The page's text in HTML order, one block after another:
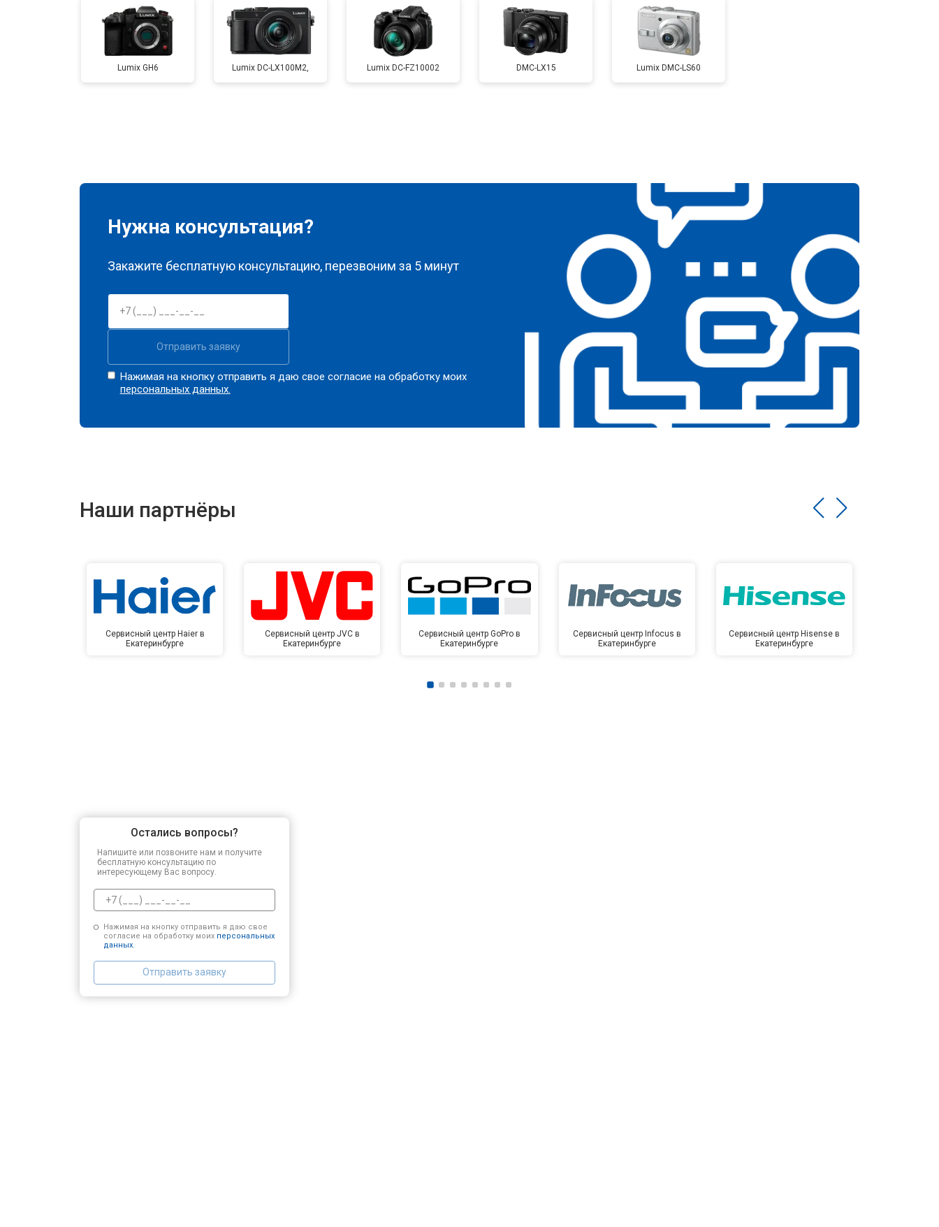
Замена CCD/CMOS матрицы от 120 мин от 4300 ₽
Ремонт материнской платы от 60 мин от 3300 ₽
Lumix GH6 Lumix DC-LX100M2, Lumix DC-FZ10002 DMC-LX15 Lumix DMC-LS60
Нужна консультация?
Закажите бесплатную консультацию, перезвоним за 5 минут
Отправить заявку
Нажимая на кнопку отправить я даю свое согласие на обработку моих
персональных данных.
Наши партнёры
Сервисный центр Haier в
Екатеринбурге
Сервисный центр JVC в
Екатеринбурге
Сервисный центр GoPro в
Екатеринбурге
Сервисный центр Infocus в
Екатеринбурге
Сервисный центр Hisense в
Екатеринбурге
Остались вопросы?
Напишите или позвоните нам и получите
бесплатную консультацию по
интересующему Вас вопросу.
Нажимая на кнопку отправить я даю свое
согласие на обработку моих персональных
данных.
Отправить заявку